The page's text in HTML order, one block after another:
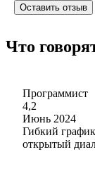
Оставить отзыв
Что
Программист
4,2
Июнь 2024
Гибкий
открытый